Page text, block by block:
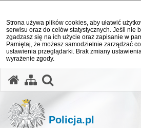
Strona używa plików cookies, aby ułatwić
serwisu oraz do celów statystycznych. Jeśli nie
zgadzasz się na ich użycie oraz zapisanie w
Pamiętaj, że możesz samodzielnie zarządzać
ustawienia przeglądarki. Brak zmiany
wyrażenie zgody.
Policja.pl